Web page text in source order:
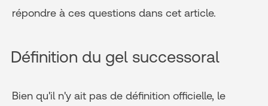
répondre à ces questions dans cet article.
Définition du gel successoral
Bien qu'il n'y ait pas de définition officielle, le